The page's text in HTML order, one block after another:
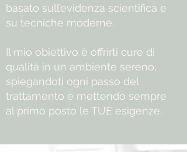
basato sull’evidenza scientifica e
su tecniche moderne.
Il mio obiettivo è offrirti cure di
qualità in un ambiente sereno,
spiegandoti ogni passo del
trattamento e mettendo sempre
al primo posto le TUE esigenze.